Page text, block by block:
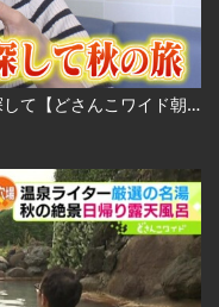
大家彩香の秋の旅石狩・浜益のサケを探して【どさんこワイド朝】 ※2023年10月3日 放送